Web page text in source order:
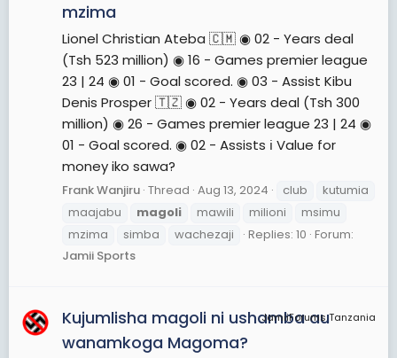
mzima
Lionel Christian Ateba 🇨🇲 ◉ 02 - Years deal
(Tsh 523 million) ◉ 16 - Games premier league
23 | 24 ◉ 01 - Goal scored. ◉ 03 - Assist Kibu
Denis Prosper 🇹🇿 ◉ 02 - Years deal (Tsh 300
million) ◉ 26 - Games premier league 23 | 24 ◉
01 - Goal scored. ◉ 02 - Assists ℹ️ Value for
money iko sawa?
Frank Wanjiru Thread Aug 13, 2024 club
kutumia
maajabu
magoli mawili milioni
msimu
mzima
simba wachezaji Replies: 10 Forum:
Jamii Sports
JamiiForums Tanzania
Kujumlisha magoli ni ushamba au
wanamkoga Magoma?